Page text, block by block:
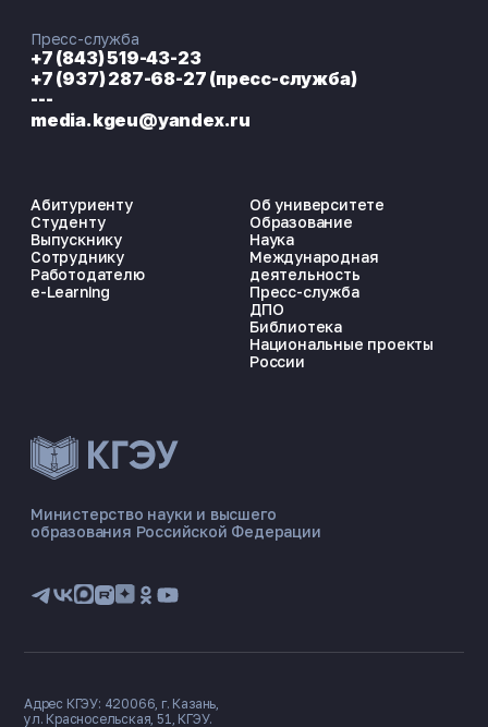
ЭНЕРГОКОД — ПОМОЩНИК КГЭУ
📋 Приёмная комиссия
🏠 Общежитие
Министерство науки и высшего
образования Российской Федерации
Абитуриенту
Студенту
Выпускнику
Сотруднику
Работодателю
e-Learning
Об университете
Образование
Наука
Международная
деятельность
Пресс-служба
ДПО
Библиотека
Национальные проекты
России
Пресс-служба
+7 (843) 519-43-23
+7 (937) 287-68-27 (пресс-служба)
---
media.kgeu@yandex.ru
Адрес КГЭУ: 420066, г. Казань,
ул. Красносельская, 51, КГЭУ.